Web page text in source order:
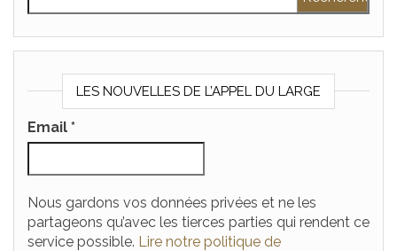
LES NOUVELLES DE L’APPEL DU LARGE
Email *
Nous gardons vos données privées et ne les
partageons qu’avec les tierces parties qui rendent ce
service possible. Lire notre politique de